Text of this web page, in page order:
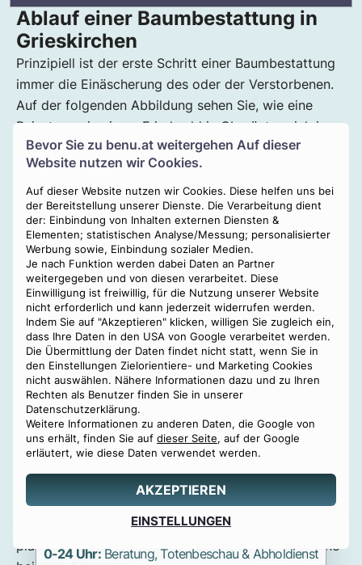
Bevor Sie zu benu.at weitergehen Auf dieser
Website nutzen wir Cookies.
Auf dieser Website nutzen wir Cookies. Diese helfen uns bei
der Bereitstellung unserer Dienste. Die Verarbeitung dient
der: Einbindung von Inhalten externen Diensten &
Elementen; statistischen Analyse/Messung; personalisierter
Werbung sowie, Einbindung sozialer Medien.
Je nach Funktion werden dabei Daten an Partner
weitergegeben und von diesen verarbeitet. Diese
Einwilligung ist freiwillig, für die Nutzung unserer Website
nicht erforderlich und kann jederzeit widerrufen werden.
Indem Sie auf "Akzeptieren" klicken, willigen Sie zugleich ein,
dass Ihre Daten in den USA von Google verarbeitet werden.
Die Übermittlung der Daten findet nicht statt, wenn Sie in
den Einstellungen Zielorientiere- und Marketing Cookies
nicht auswählen. Nähere Informationen dazu und zu Ihren
Rechten als Benutzer finden Sie in unserer
Datenschutzerklärung.
Weitere Informationen zu anderen Daten, die Google von
uns erhält, finden Sie auf dieser Seite, auf der Google
erläutert, wie diese Daten verwendet werden.
AKZEPTIEREN
EINSTELLUNGEN
0800 88 44 04
erstellen
0-24 Uhr:Beratung, Totenbeschau & Abholdienst
Ablauf einer Baumbestattung in
Grieskirchen
Prinzipiell ist der erste Schritt einer Baumbestattung
immer die Einäscherung des oder der Verstorbenen.
Auf der folgenden Abbildung sehen Sie, wie eine
Beisetzung in einem Friedwald in Oberösterreich in
der Regel abläuft:
Kosten einer
Baumbestattung in
Grieskirchen
Je nach Wahl des Baumgrabes (Einzelbaum,
Partnerbaum, Gemeinschaftsbaum) ist in
Oberösterreich mit unterschiedlichen Kosten zu
rechnen. Eine
anonyme Baumbestattung
expliziten Baum ist die günstigste Variante.
Sie können eine Baumbestattung direkt über Benu
planen und buchen. Dabei unterstützen wir Sie gerne